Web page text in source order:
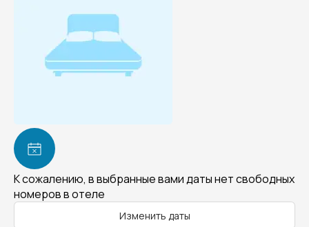
К сожалению, в выбранные вами даты нет свободных
номеров в отеле
Изменить даты